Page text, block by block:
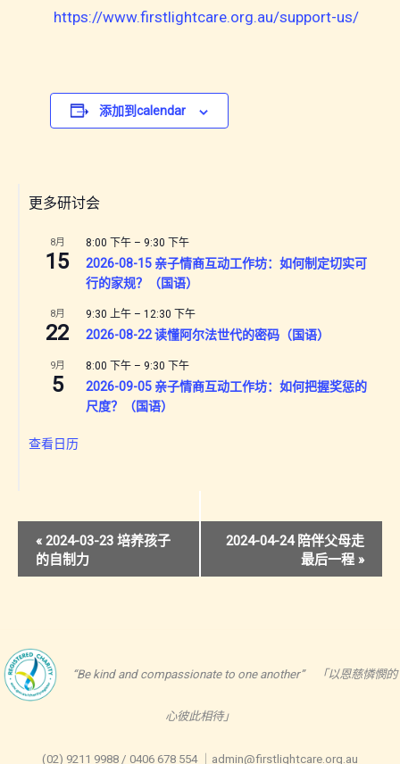
https://www.firstlightcare.org.au/support-us/
添加到calendar
更多研讨会
8月
15
8:00 下午 – 9:30 下午
2026-08-15 亲子情商互动工作坊：如何制定切实可
行的家规？（国语）
8月
22
9:30 上午 – 12:30 下午
2026-08-22 读懂阿尔法世代的密码（国语）
9月
5
8:00 下午 – 9:30 下午
2026-09-05 亲子情商互动工作坊：如何把握奖惩的
尺度？（国语）
查看日历
« 2024-03-23 培养孩子
的自制力
2024-04-24 陪伴父母走
最后一程 »
“Be kind and compassionate to one another” 「以恩慈憐憫的
心彼此相待」
(02) 9211 9988 / 0406 678 554 ｜admin@firstlightcare.org.au